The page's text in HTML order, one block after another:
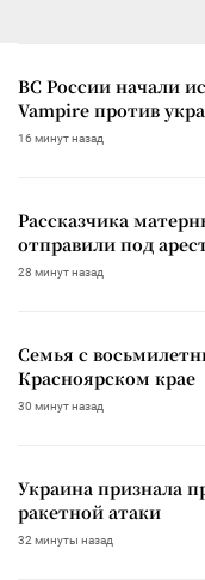
ВС России начали
Vampire против
16 минут назад
Рассказчика
отправили под
28 минут назад
Семья с
Красноярском крае
30 минут назад
Украина признала
ракетной атаки
32 минуты назад